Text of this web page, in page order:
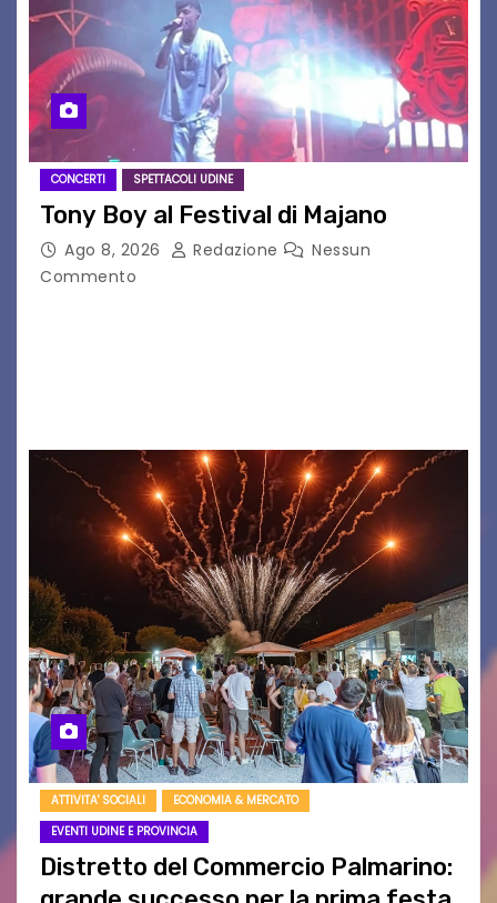
CONCERTI SPETTACOLI UDINE
Tony Boy al Festival di Majano
Ago 8, 2026 Redazione
Nessun
Commento
ATTIVITA' SOCIALI
ECONOMIA & MERCATO
EVENTI UDINE E PROVINCIA
Distretto del Commercio Palmarino: